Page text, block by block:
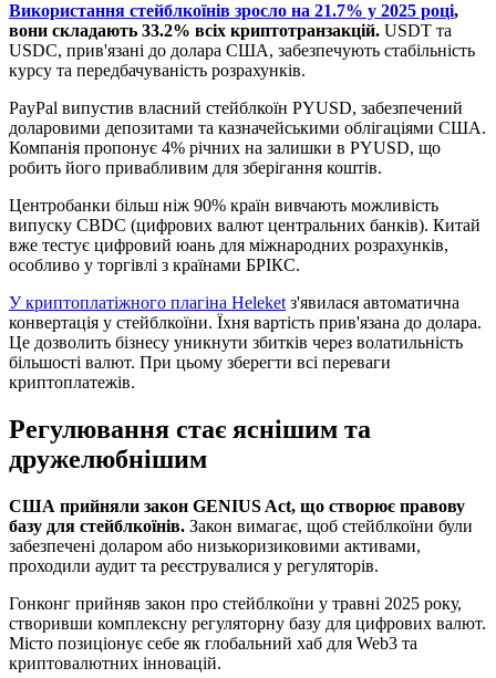
Використання стейблкоїнів зросло на 21.7% у 2025 році,
вони складають 33.2% всіх криптотранзакцій. USDT та
USDC, прив'язані до долара США, забезпечують стабільність
курсу та передбачуваність розрахунків.
PayPal випустив власний стейблкоїн PYUSD, забезпечений
доларовими депозитами та казначейськими облігаціями США.
Компанія пропонує 4% річних на залишки в PYUSD, що
робить його привабливим для зберігання коштів.
Центробанки більш ніж 90% країн вивчають можливість
випуску CBDC (цифрових валют центральних банків). Китай
вже тестує цифровий юань для міжнародних розрахунків,
особливо у торгівлі з країнами БРІКС.
У криптоплатіжного плагіна Heleket з'явилася автоматична
конвертація у стейблкоїни. Їхня вартість прив'язана до долара.
Це дозволить бізнесу уникнути збитків через волатильність
більшості валют. При цьому зберегти всі переваги
криптоплатежів.
Регулювання стає яснішим та
дружелюбнішим
США прийняли закон GENIUS Act, що створює правову
базу для стейблкоїнів. Закон вимагає, щоб стейблкоїни були
забезпечені доларом або низькоризиковими активами,
проходили аудит та реєструвалися у регуляторів.
Гонконг прийняв закон про стейблкоїни у травні 2025 року,
створивши комплексну регуляторну базу для цифрових валют.
Місто позиціонує себе як глобальний хаб для Web3 та
криптовалютних інновацій.